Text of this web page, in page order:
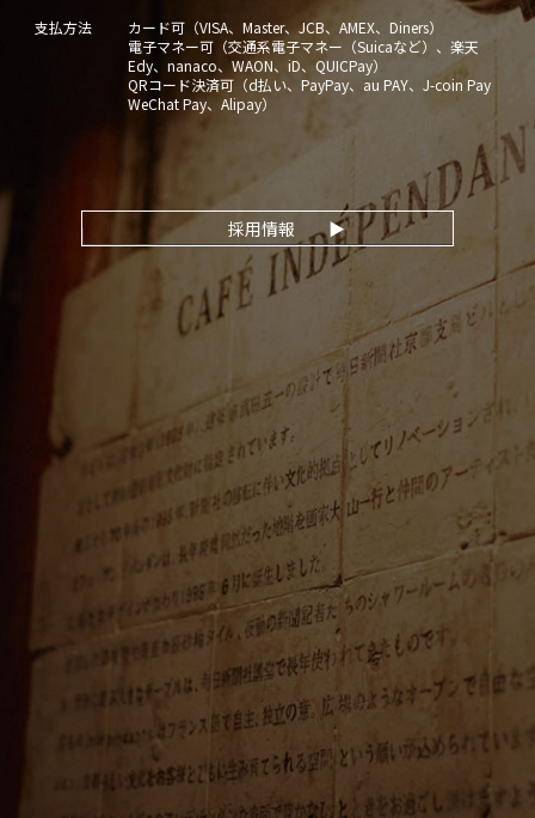
支払方法
カード可（VISA、Master、JCB、AMEX、Diners）
電子マネー可（交通系電子マネー（Suicaなど）、楽天
Edy、nanaco、WAON、iD、QUICPay）
QRコード決済可（d払い、PayPay、au PAY、J-coin Pay
WeChat Pay、Alipay）
採用情報 ▶